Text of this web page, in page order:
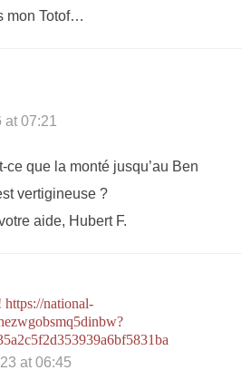
mon Totof…
07:21
ce que la monté jusqu’au Ben
vertigineuse ?
aide, Hubert F.
national-
at 06:45